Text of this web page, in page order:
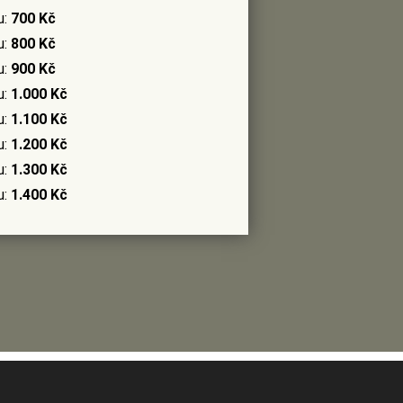
700 Kč
800 Kč
900 Kč
1.000 Kč
1.100 Kč
1.200 Kč
1.300 Kč
1.400 Kč